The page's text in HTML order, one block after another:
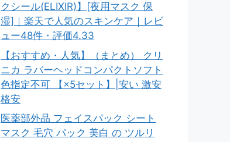
クシール(ELIXIR)】[夜用マスク 保
湿]｜楽天で人気のスキンケア｜レビ
ュー48件・評価4.33
【おすすめ・人気】（まとめ） クリ
ニカ ラバーヘッドコンパクトソフト
色指定不可 【×5セット】|安い 激安
格安
医薬部外品 フェイスパック シート
マスク 毛穴 パック 美白 の ツルリ